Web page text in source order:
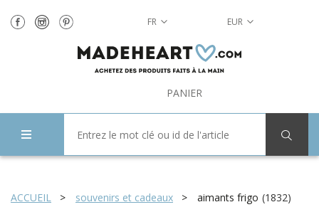
FR EUR
PANIER
ACCUEIL souvenirs et cadeaux aimants frigo (1832)